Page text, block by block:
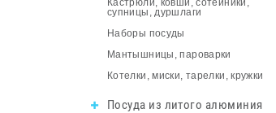
Кастрюли, ковши, сотейники,
супницы, дуршлаги
Наборы посуды
Мантышницы, пароварки
Котелки, миски, тарелки, кружки
Посуда из литого алюминия